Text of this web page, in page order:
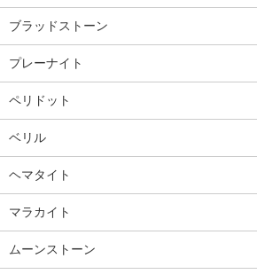
ブラッドストーン
プレーナイト
ペリドット
ベリル
ヘマタイト
マラカイト
ムーンストーン